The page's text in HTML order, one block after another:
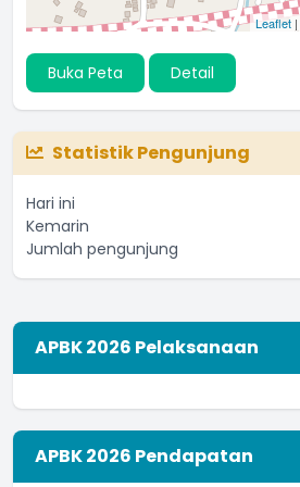
Leaflet |
Buka Peta Detail
Statistik Pengunjung
Hari ini
Kemarin
Jumlah pengunjung
APBK 2026 Pelaksanaan
APBK 2026 Pendapatan